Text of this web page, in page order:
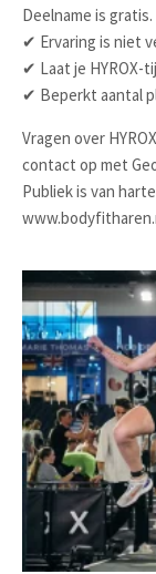
Deelname is gratis.
✔ Ervaring is niet
✔ Laat je HYROX-
✔ Beperkt aantal
Vragen over
contact op met
Publiek is van